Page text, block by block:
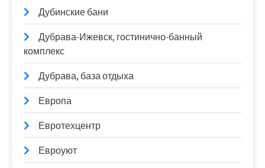
Дубинские бани
Дубрава-Ижевск, гостинично-банный
комплекс
Дубрава, база отдыха
Европа
Евротехцентр
Евроуют